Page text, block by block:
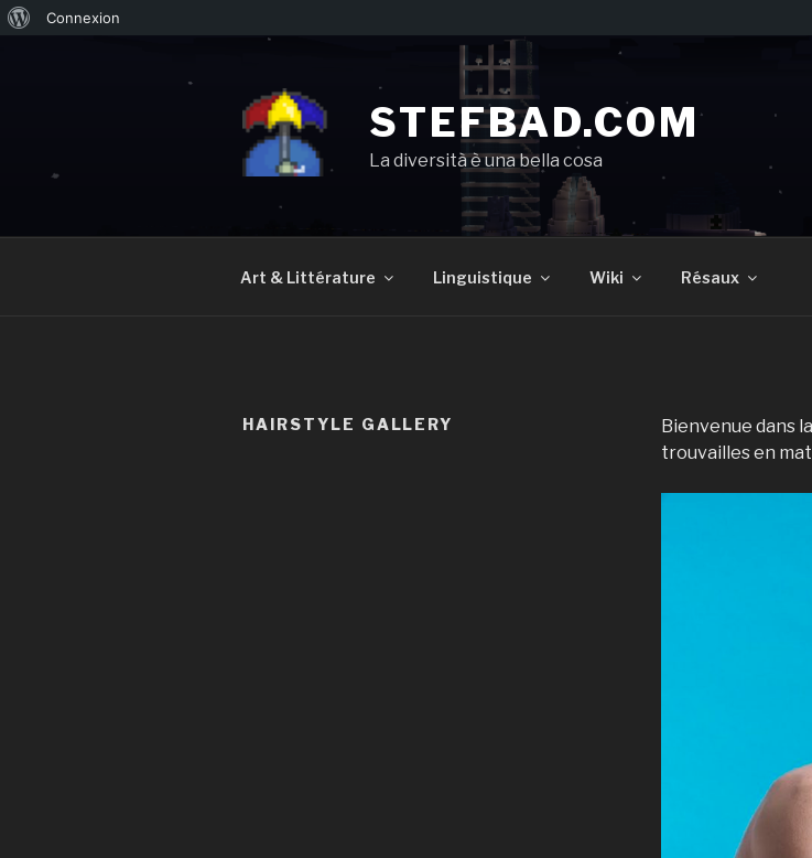
Connexion
STEFBAD.COM
La diversità è una bella cosa
Art & Littérature Linguistique Wiki Résaux
HAIRSTYLE GALLERY Bienvenue dans la
trouvailles en